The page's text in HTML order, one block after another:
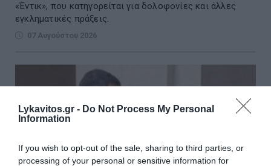
Lykavitos.gr - Do Not Process My Personal
Information
If you wish to opt-out of the sale, sharing to third parties, or
processing of your personal or sensitive information for
«Έντικ», που κατηγορείται για δολοφονίες και άλλες
εγκληματικές πράξεις.
07 Αυγούστου 2026